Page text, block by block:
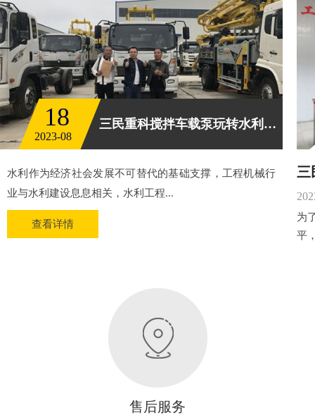
18
2023-08
三民重科搅拌车载泵玩转水利工程
水利作为经济社会发展不可替代的基础支撑，工程机械行
业与水利建设息息相关，水利工程...
查看详情
三
为
平
售后服务